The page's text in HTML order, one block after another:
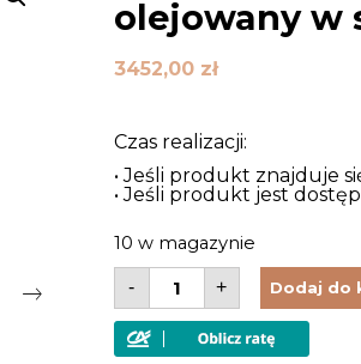
olejowany w
3452,00 zł
Czas realizacji:
• Jeśli produkt znajduje
• Jeśli produkt jest
10 w magazynie
-
ilość
Kredens
z
litego
drewna
+ Dodaj do